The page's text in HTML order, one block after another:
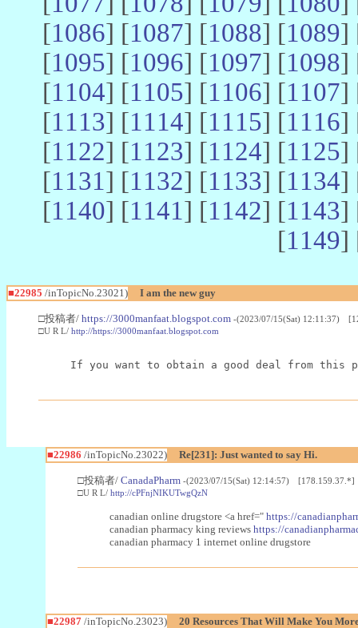
[1086] [1087] [1088] [1089]
[1095] [1096] [1097] [1098]
[1104] [1105] [1106] [1107]
[1113] [1114] [1115] [1116]
[1122] [1123] [1124] [1125]
[1131] [1132] [1133] [1134]
[1140] [1141] [1142] [1143]
[1149]
■22985 /inTopicNo.23021) I am the new guy
□投稿者/ https://3000manfaat.blogspot.com -(2023/07/15(Sat) 12:11:37)
□U R L/ http://https://3000manfaat.blogspot.com
If you want to obtain a good deal from this
■22986 /inTopicNo.23022) Re[231]: Just wanted to say Hi.
□投稿者/ CanadaPharm -(2023/07/15(Sat) 12:14:57) [178.159.37.*]
□U R L/ http://cPFnjNIKUTwgQzN
canadian online drugstore <a href=" https://
canadian pharmacy king reviews https://
canadian pharmacy 1 internet online drugstore
■22987/inTopicNo.23023) 20 Resources That Will Make You